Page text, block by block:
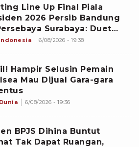
Line Up Final Piala
2026 Persib Bandung
Surabaya: Duet
Risaldi dan Ramadhan
6/08/2026 - 19:38
Hampir Selusin Pemain
Mau Dijual Gara-gara
6/08/2026 - 19:36
BPJS Dihina Buntut
Tak Dapat Ruangan,